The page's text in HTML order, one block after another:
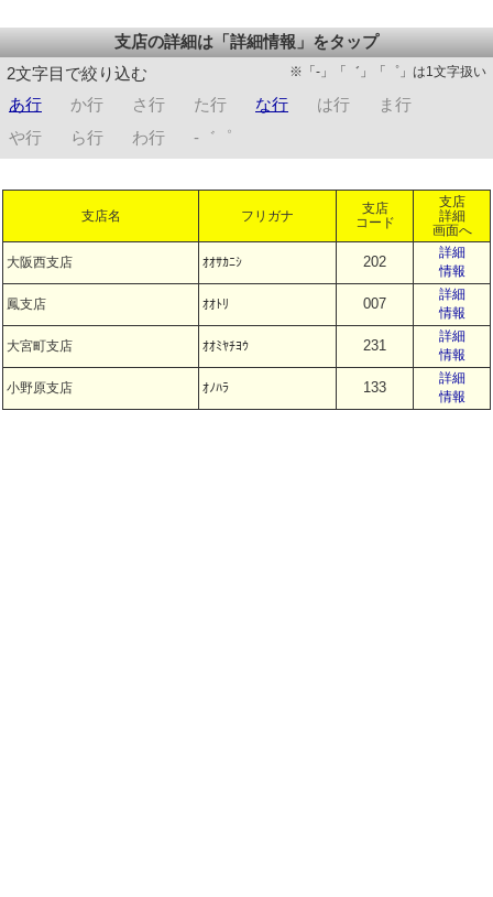
支店の詳細は「詳細情報」をタップ
2文字目で絞り込む
※「-」「゛」「゜」は1文字扱い
あ行 か行 さ行 た行 な行 は行
ま行
や行
ら行 わ行 -゛゜
支店名 フリガナ
支店
コード
支店
詳細
画面へ
大阪西支店 ｵｵｻｶﾆｼ 202
詳細
情報
鳳支店 ｵｵﾄﾘ 007
詳細
情報
大宮町支店 ｵｵﾐﾔﾁﾖｳ 231
詳細
情報
小野原支店 ｵﾉﾊﾗ 133
詳細
情報